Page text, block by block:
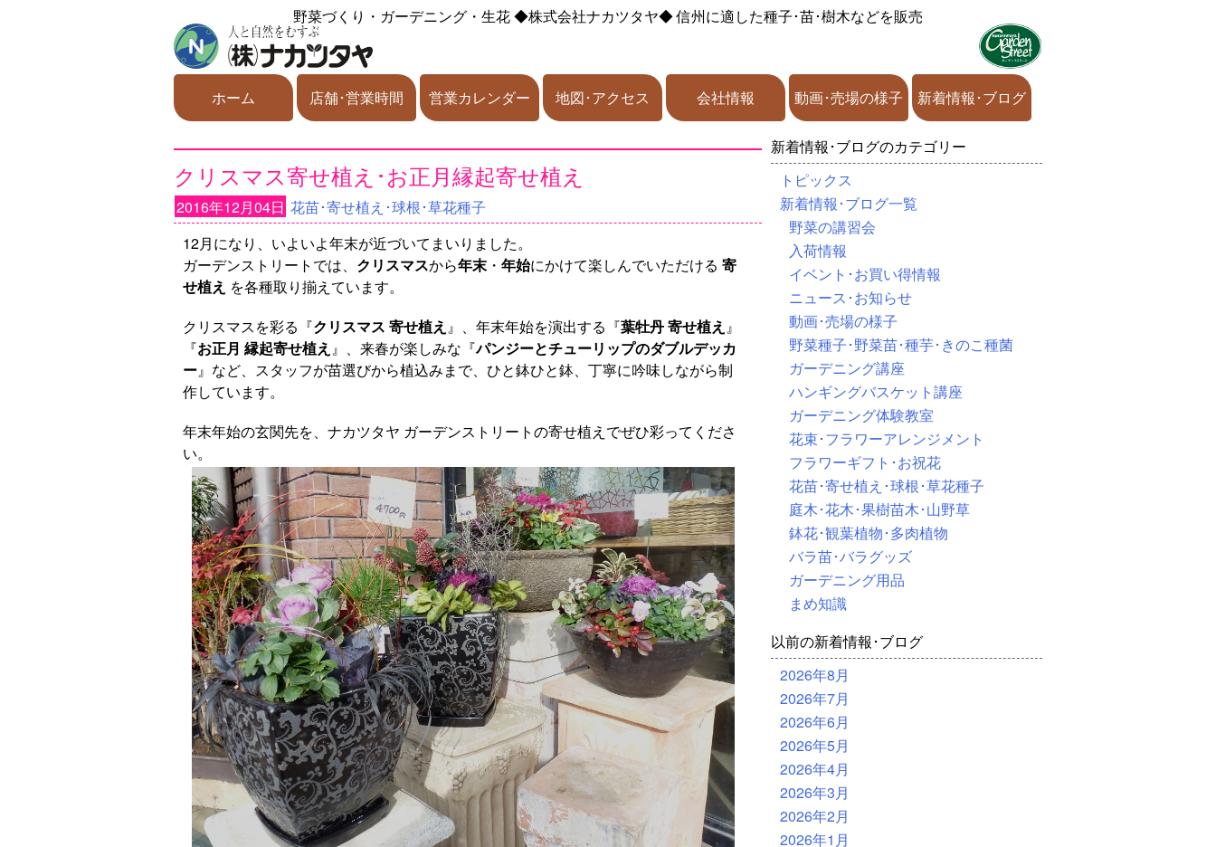
野菜づくり・ガーデニング・生花◆株式会社ナカツタヤ◆信州に適した種子･苗･樹木などを販売
ホーム 店舗･営業時間 営業カレンダー 地図･アクセス 会社情報 動画･売場の様子 新着情報･ブログ
クリスマス寄せ植え･お正月縁起寄せ植え
2016年12月04日 花苗･寄せ植え･球根･草花種子
12月になり、いよいよ年末が近づいてまいりました。
ガーデンストリートでは、 クリスマスから年末・ 年始にかけて楽しんでいただける 寄
せ植え を各種取り揃えています。
クリスマスを彩る『クリスマス 寄せ植え 』、年末年始を演出する『葉牡丹 寄せ植え 』
『お正月 縁起寄せ植え 』、来春が楽しみな『パンジーとチューリップのダブルデッカ
ー』など、スタッフが苗選びから植込みまで、ひと鉢ひと鉢、丁寧に吟味しながら制
作しています。
年末年始の玄関先を、ナカツタヤ ガーデンストリートの寄せ植えでぜひ彩ってくださ
い。
新着情報･ブログのカテゴリー
トピックス
新着情報･ブログ一覧
野菜の講習会
入荷情報
イベント･お買い得情報
ニュース･お知らせ
動画･売場の様子
野菜種子･野菜苗･種芋･きのこ種菌
ガーデニング講座
ハンギングバスケット講座
ガーデニング体験教室
花束･フラワーアレンジメント
フラワーギフト･お祝花
花苗･寄せ植え･球根･草花種子
庭木･花木･果樹苗木･山野草
鉢花･観葉植物･多肉植物
バラ苗･バラグッズ
ガーデニング用品
まめ知識
以前の新着情報･ブログ
2026年8月
2026年7月
2026年6月
2026年5月
2026年4月
2026年3月
2026年2月
2026年1月